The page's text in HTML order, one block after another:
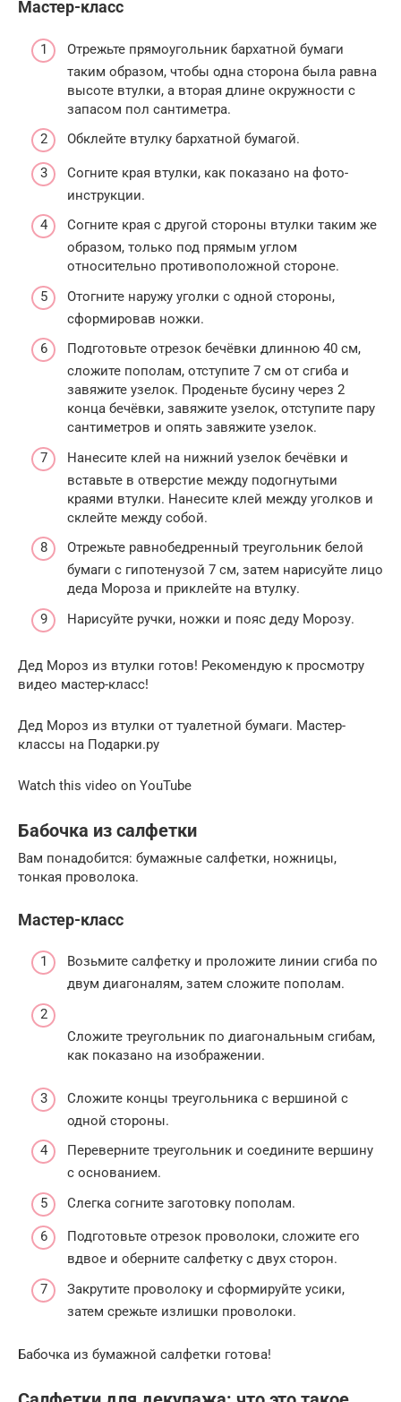
Мастер-класс
Отрежьте прямоугольник бархатной бумаги
таким образом, чтобы одна сторона была равна
высоте втулки, а вторая длине окружности с
запасом пол сантиметра.
Обклейте втулку бархатной бумагой.
Согните края втулки, как показано на фото-
инструкции.
Согните края с другой стороны втулки таким же
образом, только под прямым углом
относительно противоположной стороне.
Отогните наружу уголки с одной стороны,
сформировав ножки.
Подготовьте отрезок бечёвки длинною 40 см,
сложите пополам, отступите 7 см от сгиба и
завяжите узелок. Проденьте бусину через 2
конца бечёвки, завяжите узелок, отступите пару
сантиметров и опять завяжите узелок.
Нанесите клей на нижний узелок бечёвки и
вставьте в отверстие между подогнутыми
краями втулки. Нанесите клей между уголков и
склейте между собой.
Отрежьте равнобедренный треугольник белой
бумаги с гипотенузой 7 см, затем нарисуйте лицо
деда Мороза и приклейте на втулку.
Нарисуйте ручки, ножки и пояс деду Морозу.
Дед Мороз из втулки готов! Рекомендую к просмотру
видео мастер-класс!
Дед Мороз из втулки от туалетной бумаги. Мастер-
классы на Подарки.ру
Watch this video on YouTube
Бабочка из салфетки
Вам понадобится: бумажные салфетки, ножницы,
тонкая проволока.
Мастер-класс
Возьмите салфетку и проложите линии сгиба по
двум диагоналям, затем сложите пополам.
Сложите треугольник по диагональным сгибам,
как показано на изображении.
Сложите концы треугольника с вершиной с
одной стороны.
Переверните треугольник и соедините вершину
с основанием.
Слегка согните заготовку пополам.
Подготовьте отрезок проволоки, сложите его
вдвое и оберните салфетку с двух сторон.
Закрутите проволоку и сформируйте усики,
затем срежьте излишки проволоки.
Бабочка из бумажной салфетки готова!